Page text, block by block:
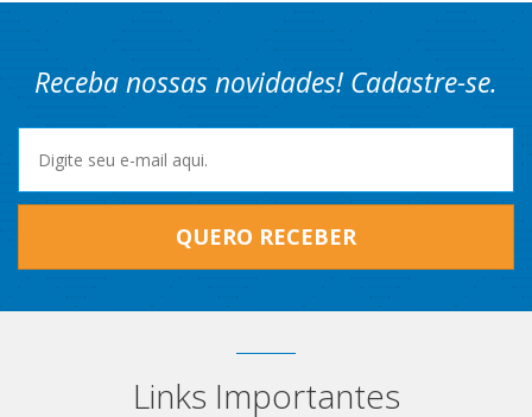
Receba nossas novidades! Cadastre-se.
QUERO RECEBER
Links Importantes